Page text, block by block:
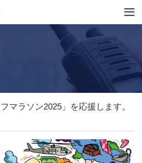
マラソン2025」を応援します。